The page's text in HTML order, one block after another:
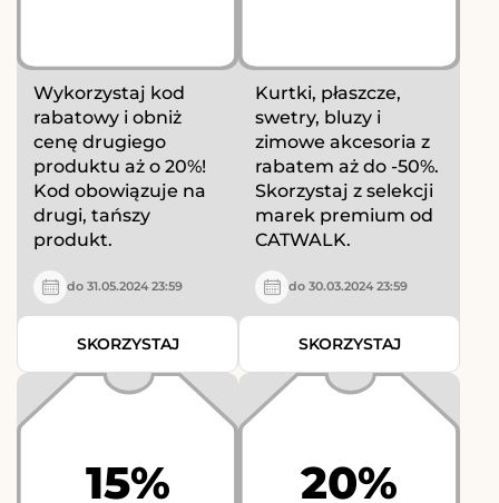
Wykorzystaj kod
rabatowy i obniż
cenę drugiego
produktu aż o 20%!
Kod obowiązuje na
drugi, tańszy
produkt.
do 31.05.2024 23:59
SKORZYSTAJ
Kurtki, płaszcze,
swetry, bluzy i
zimowe akcesoria z
rabatem aż do -50%.
Skorzystaj z selekcji
marek premium od
CATWALK.
do 30.03.2024 23:59
SKORZYSTAJ
15% 20%